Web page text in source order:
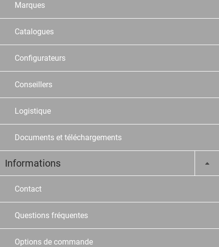
Marques
Catalogues
Configurateurs
Conseillers
Logistique
Documents et téléchargements
Informations
Contact
Questions fréquentes
Options de commande